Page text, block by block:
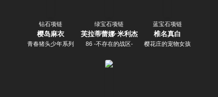
钻石项链
樱岛麻衣
青春猪头少年系列
绿宝石项链
芙拉蒂蕾娜·米利杰
86 -不存在的战区-
蓝宝石项链
椎名真白
樱花庄的宠物女孩